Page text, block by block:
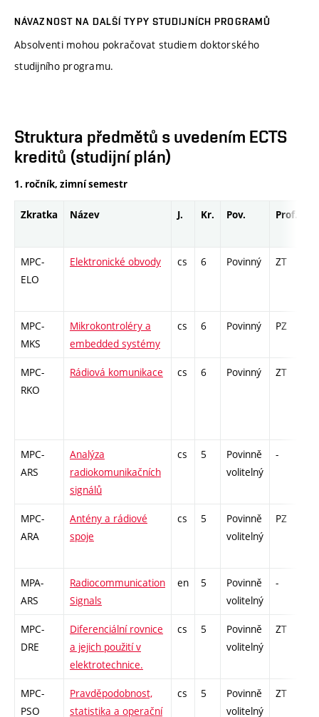
NÁVAZNOST NA DALŠÍ TYPY STUDIJNÍCH PROGRAMŮ
Absolventi mohou pokračovat studiem doktorského
studijního programu.
Struktura předmětů s uvedením ECTS
kreditů (studijní plán)
1. ročník, zimní semestr
Zkratka Název J. Kr. Pov. Prof.
MPC-
ELO
Elektronické obvody cs 6 Povinný ZT
MPC-
MKS
Mikrokontroléry a
embedded systémy
cs 6 Povinný PZ
MPC-
RKO
Rádiová komunikace cs 6 Povinný ZT
MPC-
ARS
Analýza
radiokomunikačních
signálů
cs 5
Povinně
volitelný
-
MPC-
ARA
Antény a rádiové
spoje
cs 5
Povinně
volitelný
PZ
MPA-
ARS
Radiocommunication
Signals
en 5
Povinně
volitelný
-
MPC-
DRE
Diferenciální rovnice
a jejich použití v
elektrotechnice.
cs 5
Povinně
volitelný
ZT
MPC-
PSO
Pravděpodobnost,
statistika a operační
cs 5
Povinně
volitelný
ZT